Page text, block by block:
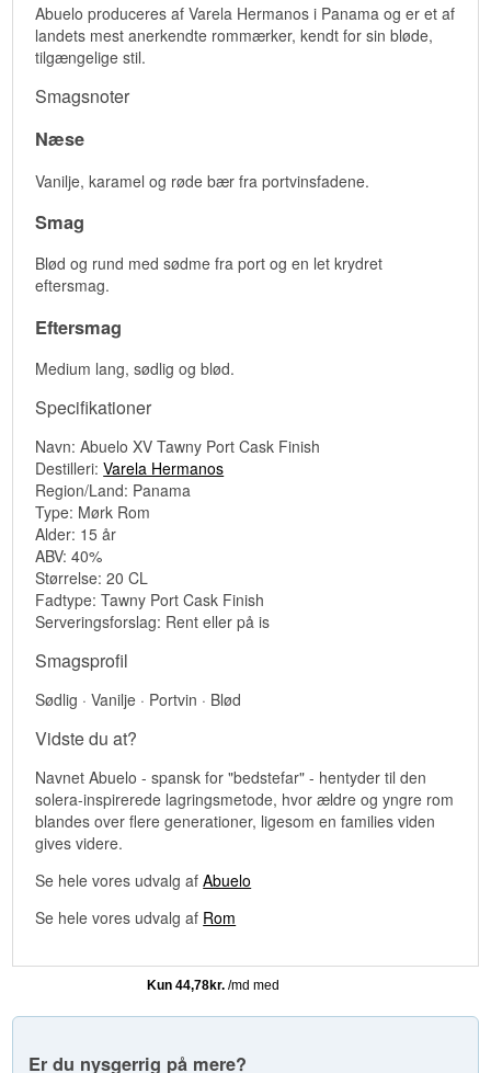
Abuelo produceres af Varela Hermanos i Panama og er et af
landets mest anerkendte rommærker, kendt for sin bløde,
tilgængelige stil.
Smagsnoter
Næse
Vanilje, karamel og røde bær fra portvinsfadene.
Smag
Blød og rund med sødme fra port og en let krydret
eftersmag.
Eftersmag
Medium lang, sødlig og blød.
Specifikationer
Navn: Abuelo XV Tawny Port Cask Finish
Destilleri:Varela Hermanos
Region/Land: Panama
Type: Mørk Rom
Alder: 15 år
ABV: 40%
Størrelse: 20 CL
Fadtype: Tawny Port Cask Finish
Serveringsforslag: Rent eller på is
Smagsprofil
Sødlig · Vanilje · Portvin · Blød
Vidste du at?
Navnet Abuelo - spansk for "bedstefar" - hentyder til den
solera-inspirerede lagringsmetode, hvor ældre og yngre rom
blandes over flere generationer, ligesom en families viden
gives videre.
Se hele vores udvalg afAbuelo
Se hele vores udvalg af Rom
Er du nysgerrig på mere?